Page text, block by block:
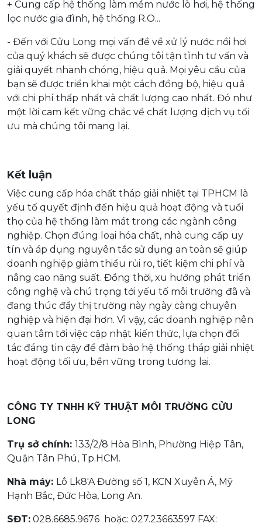
+ Cung cấp hệ thống làm mềm nước lò hơi, hệ thống
lọc nước gia đình, hệ thống R.O...
- Đến với Cửu Long mọi vấn đề về xử lý nước nồi hơi
của quý khách sẽ được chúng tôi tận tình tư vấn và
giải quyết nhanh chóng, hiệu quả. Mọi yêu cầu của
bạn sẽ được triển khai một cách đồng bộ, hiệu quả
với chi phí thấp nhất và chất lượng cao nhất. Đó như
một lời cam kết vững chắc về chất lượng dịch vụ tối
ưu mà chúng tôi mang lại.
Kết luận
Việc cung cấp hóa chất tháp giải nhiệt tại TPHCM là
yếu tố quyết định đến hiệu quả hoạt động và tuổi
thọ của hệ thống làm mát trong các ngành công
nghiệp. Chọn đúng loại hóa chất, nhà cung cấp uy
tín và áp dụng nguyên tắc sử dụng an toàn sẽ giúp
doanh nghiệp giảm thiểu rủi ro, tiết kiệm chi phí và
nâng cao năng suất. Đồng thời, xu hướng phát triển
công nghệ và chú trọng tới yếu tố môi trường đã và
đang thúc đẩy thị trường này ngày càng chuyên
nghiệp và hiện đại hơn. Vì vậy, các doanh nghiệp nên
quan tâm tới việc cập nhật kiến thức, lựa chọn đối
tác đáng tin cậy để đảm bảo hệ thống tháp giải nhiệt
hoạt động tối ưu, bền vững trong tương lai.
CÔNG TY TNHH KỸ THUẬT MÔI TRƯỜNG CỬU
LONG
Trụ sở chính: 133/2/8 Hòa Bình, Phường Hiệp Tân,
Quận Tân Phú, Tp.HCM.
Nhà máy: Lô Lk8'A Đường số 1, KCN Xuyên Á, Mỹ
Hạnh Bắc, Đức Hòa, Long An.
SĐT: 028.6685.9676 hoặc: 027.23663597 FAX: